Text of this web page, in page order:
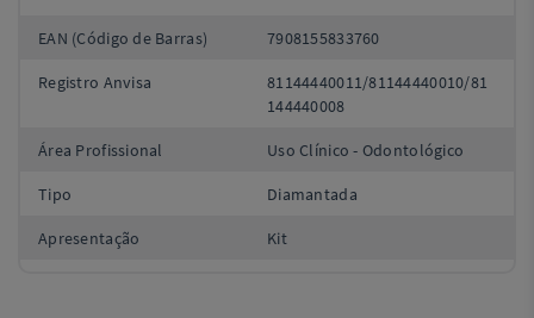
EAN (Código de Barras) 7908155833760
Registro Anvisa
81144440011/81144440010/81
144440008
Área Profissional Uso Clínico - Odontológico
Tipo Diamantada
Apresentação Kit